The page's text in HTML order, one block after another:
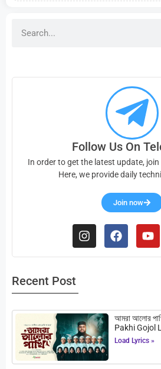
Follow Us On
In order to get the latest update,
Here, we provide daily
Join now
Recent Post
আমরা আলোর
Pakhi Gojol
Load Lyrics »